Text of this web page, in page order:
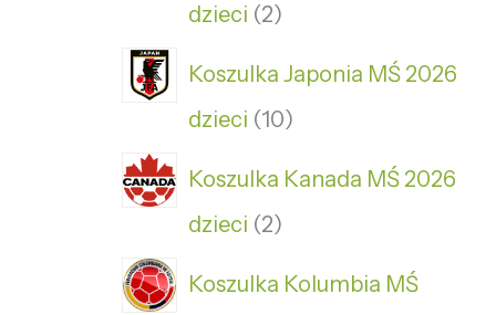
dzieci 2
Koszulka Japonia MŚ 2026
dzieci 10
Koszulka Kanada MŚ 2026
dzieci 2
Koszulka Kolumbia MŚ